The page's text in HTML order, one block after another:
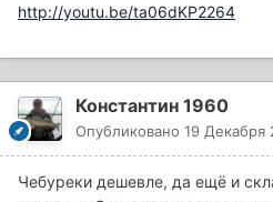
http://youtu.be/ta06dKP2264
Константин 1960
Опубликовано 19 Декабря
Чебуреки дешевле, да ещё и